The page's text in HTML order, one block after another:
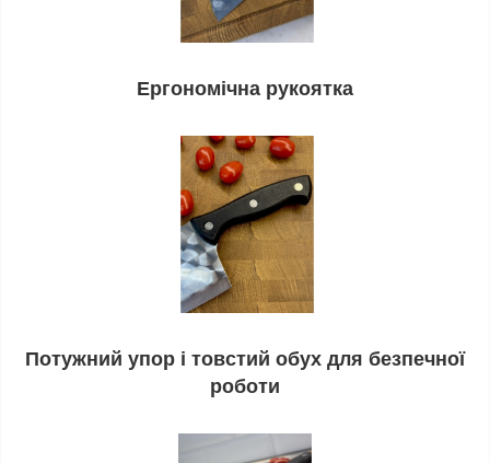
Ергономічна рукоятка
Потужний упор і товстий обух для безпечної
роботи